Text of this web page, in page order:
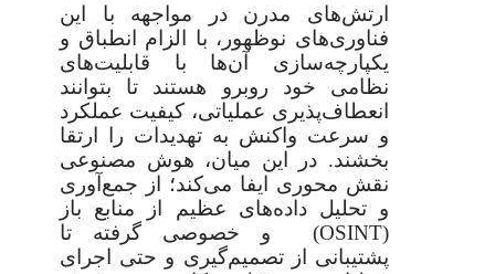
ارتش‌های مدرن در مواجهه با این
فناوری‌های نوظهور، با الزام انطباق و
یکپارچه‌سازی آن‌ها با قابلیت‌های
نظامی خود روبرو هستند تا بتوانند
انعطاف‌پذیری عملیاتی، کیفیت عملکرد
و سرعت واکنش به تهدیدات را ارتقا
بخشند. در این میان، هوش مصنوعی
نقش محوری ایفا می‌کند؛ از جمع‌آوری
و تحلیل داده‌های عظیم از منابع باز
(OSINT) و خصوصی گرفته تا
پشتیبانی از تصمیم‌گیری و حتی اجرای